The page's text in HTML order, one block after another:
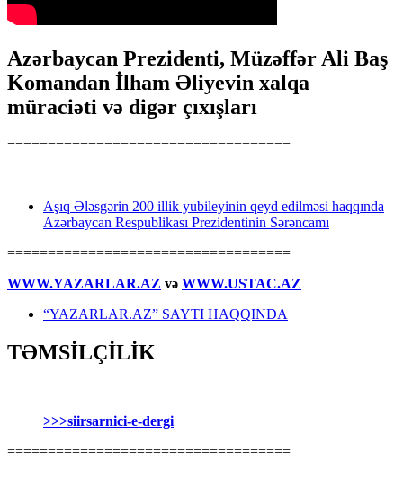
Azərbaycan Prezidenti, Müzəffər Ali Baş
Komandan İlham Əliyevin xalqa
müraciəti və digər çıxışları
===================================
Aşıq Ələsgərin 200 illik yubileyinin qeyd edilməsi haqqında
Azərbaycan Respublikası Prezidentinin Sərəncamı
===================================
WWW.YAZARLAR.AZ və WWW.USTAC.AZ
“YAZARLAR.AZ” SAYTI HAQQINDA
TƏMSİLÇİLİK
>>>siirsarnici-e-dergi
===================================